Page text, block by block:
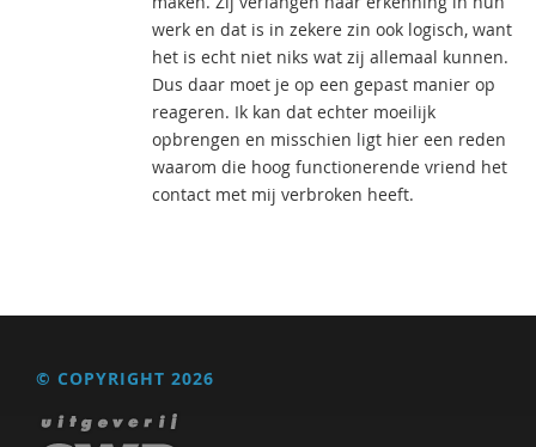
werk en dat is in zekere zin ook logisch, want
het is echt niet niks wat zij allemaal kunnen.
Dus daar moet je op een gepast manier op
reageren. Ik kan dat echter moeilijk
opbrengen en misschien ligt hier een reden
waarom die hoog functionerende vriend het
contact met mij verbroken heeft.
© COPYRIGHT 2026